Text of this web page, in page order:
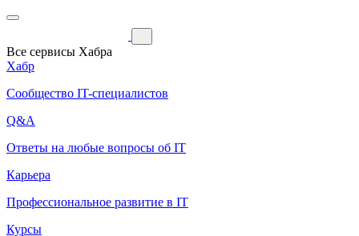
Все сервисы Хабра
Хабр
Сообщество IT-специалистов
Q&A
Ответы на любые вопросы об IT
Карьера
Профессиональное развитие в IT
Курсы